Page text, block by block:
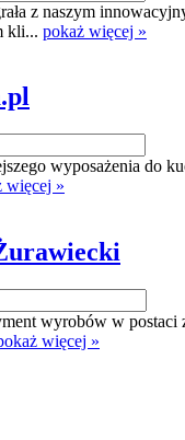
z naszym
kli... pokaż więcej »
wyposażenia do
więcej »
wyrobów w
więcej »